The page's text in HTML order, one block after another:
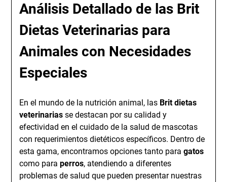
Análisis Detallado de las Brit
Dietas Veterinarias para
Animales con Necesidades
Especiales
En el mundo de la nutrición animal, las Brit dietas
veterinarias se destacan por su calidad y
efectividad en el cuidado de la salud de mascotas
con requerimientos dietéticos específicos. Dentro de
esta gama, encontramos opciones tanto paragatos
como paraperros, atendiendo a diferentes
problemas de salud que pueden presentar nuestras